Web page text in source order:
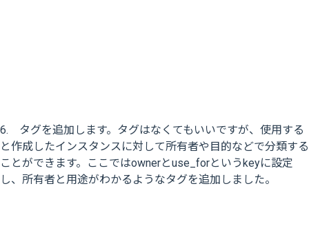
6. タグを追加します。タグはなくてもいいですが、使用する
と作成したインスタンスに対して所有者や目的などで分類する
ことができます。ここではownerとuse_forというkeyに設定
し、所有者と用途がわかるようなタグを追加しました。